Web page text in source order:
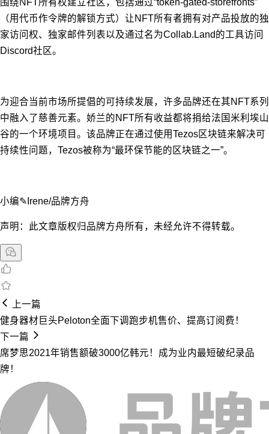
（用代币作令牌的解锁方式）让NFT所有者拥有对产品投放的独
家访问权、独家邮件列表以及通过名为Collab.Land的工具访问
Discord社区。
为迎合当前市场所提倡的可持续发展，许多品牌还在其NFT系列
中融入了慈善元素。娇兰的NFT所有收益都将捐给法国米利埃山
谷的一个环境项目。该品牌正在通过使用Tezos区块链来解决可
持续性问题，Tezos被称为“最环保节能的区块链之一”。
小编✎Irene/品牌方舟
声明：此文章版权归品牌方舟所有，未经允许不得转载。
上一篇
健身器材巨头Peloton全面下调跑步机售价、提高订阅费！
下一篇
席梦思2021年销售额破3000亿韩元！成为业内最短破纪录品
牌！